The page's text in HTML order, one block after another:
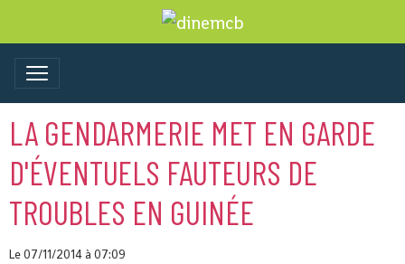
LA GENDARMERIE MET EN GARDE
D'ÉVENTUELS FAUTEURS DE
TROUBLES EN GUINÉE
Le 07/11/2014à 07:09